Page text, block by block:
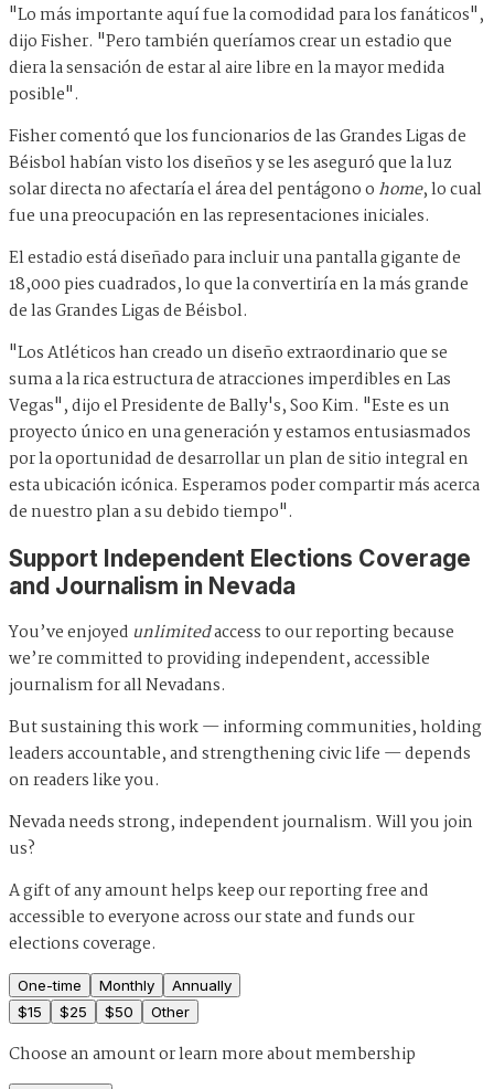
"Lo más importante aquí fue la comodidad para los fanáticos",
dijo Fisher. "Pero también queríamos crear un estadio que
diera la sensación de estar al aire libre en la mayor medida
posible".
Fisher comentó que los funcionarios de las Grandes Ligas de
Béisbol habían visto los diseños y se les aseguró que la luz
solar directa no afectaría el área del pentágono o home, lo cual
fue una preocupación en las representaciones iniciales.
El estadio está diseñado para incluir una pantalla gigante de
18,000 pies cuadrados, lo que la convertiría en la más grande
de las Grandes Ligas de Béisbol.
"Los Atléticos han creado un diseño extraordinario que se
suma a la rica estructura de atracciones imperdibles en Las
Vegas", dijo el Presidente de Bally's, Soo Kim. "Este es un
proyecto único en una generación y estamos entusiasmados
por la oportunidad de desarrollar un plan de sitio integral en
esta ubicación icónica. Esperamos poder compartir más acerca
de nuestro plan a su debido tiempo".
Support Independent Elections Coverage
and Journalism in Nevada
You’ve enjoyed unlimitedaccess to our reporting because
we’re committed to providing independent, accessible
journalism for all Nevadans.
But sustaining this work — informing communities, holding
leaders accountable, and strengthening civic life — depends
on readers like you.
Nevada needs strong, independent journalism. Will you join
us?
A gift of any amount helps keep our reporting free and
accessible to everyone across our state and funds our
elections coverage.
One-time Monthly
Annually
$15 $25 $50 Other
Choose an amount orlearn more about membership